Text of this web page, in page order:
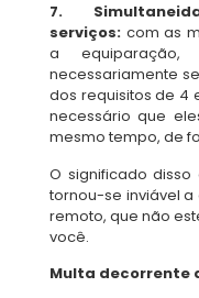
7.
serviços: com as
a equiparação,
necessariamente
dos requisitos de 4
necessário que
mesmo tempo, de
O significado
tornou-se inviável
remoto, que não
você.
Multa decorrente